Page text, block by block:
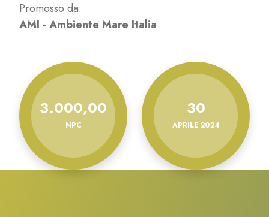
Promosso da:
AMI - Ambiente Mare Italia
3.000,00
NPC
30
APRILE 2024